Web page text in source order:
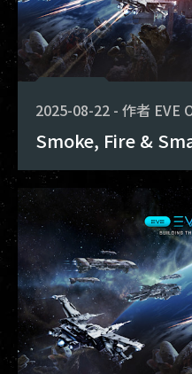
2025-08-22 - 作者 EVE
Smoke, Fire &